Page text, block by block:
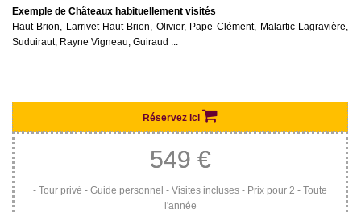
Nombre de personnes*
Exemple de Châteaux habituellement visités
Haut-Brion, Larrivet Haut-Brion, Olivier, Pape Clément, Malartic Lagravière,
Suduiraut, Rayne Vigneau, Guiraud ...
Réservez ici
549 €
- Tour privé - Guide personnel - Visites incluses - Prix pour 2 - Toute
l'année